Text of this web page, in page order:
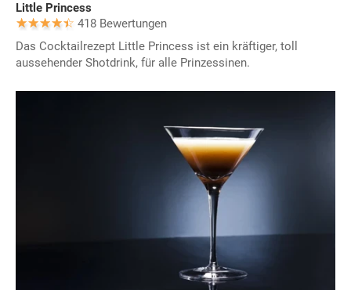
Little Princess
418 Bewertungen
Das Cocktailrezept Little Princess ist ein kräftiger, toll
aussehender Shotdrink, für alle Prinzessinen.